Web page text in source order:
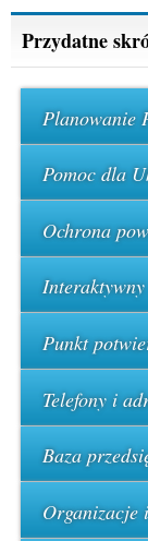
Przydatne
Planowanie
Pomoc dla
Ochrona
Punkt
Telefony i
Baza
Organizacje